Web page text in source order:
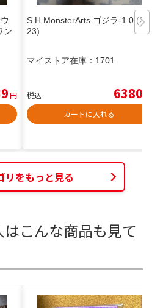
ン
円
S.H.MonsterArts ゴジラ-1.0 (20
23)
マイストア在庫： 1701
税込 6380
カートに入れる
リをもっと見る
こんな商品も見て